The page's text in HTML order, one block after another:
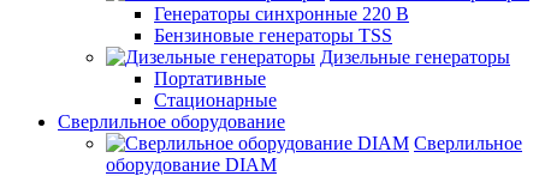
Генераторы синхронные 220 В
Бензиновые генераторы TSS
Дизельные генераторы
Портативные
Стационарные
Сверлильное оборудование
Сверлильное
оборудование DIAM